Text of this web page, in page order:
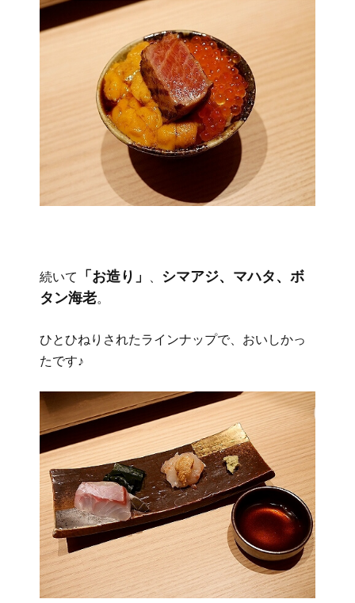
続いて 「お造り」
シマアジ、マハタ、ボ
タン海老。
ひとひねりされたラインナップで、おいしかっ
たです♪